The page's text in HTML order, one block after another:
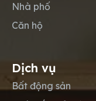
Nhà phố
Căn hộ
Dịch vụ
Bất động sản